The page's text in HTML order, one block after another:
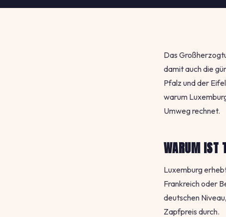
Das
damit auch die
Pfalz und der
warum
Umweg rechnet.
WARUM IST
Luxemburg
Frankreich oder
deutschen
Zapfpreis durch.